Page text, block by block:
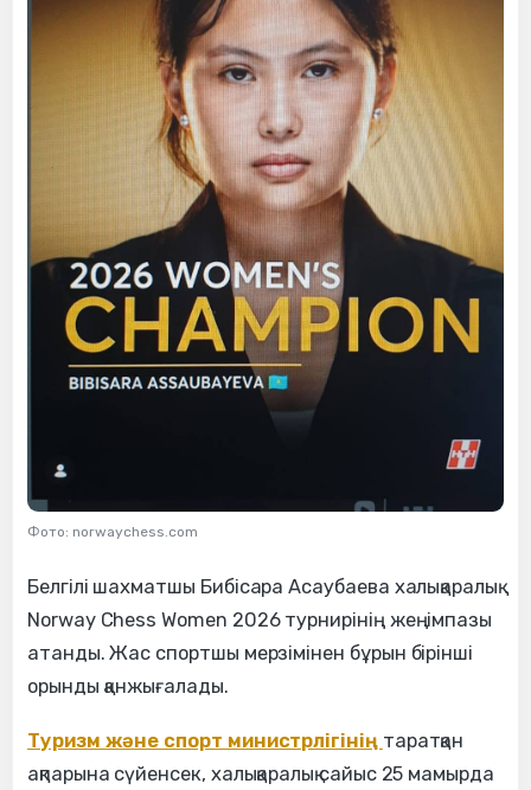
Фото: norwaychess.com
Белгілі шахматшы Бибісара Асаубаева халықаралық
Norway Chess Women 2026 турнирінің жеңімпазы
атанды. Жас спортшы мерзімінен бұрын бірінші
орынды қанжығалады.
Туризм және спорт министрлігінің таратқан
ақпарына сүйенсек, халықаралық сайыс 25 мамырда